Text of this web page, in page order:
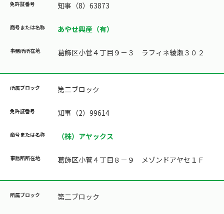
知事（8）63873
あやせ興産（有）
葛飾区小菅４丁目９－３ ラフィネ綾瀬３０２
第二ブロック
知事（2）99614
（株）アヤックス
葛飾区小菅４丁目８－９ メゾンドアヤセ１Ｆ
第二ブロック